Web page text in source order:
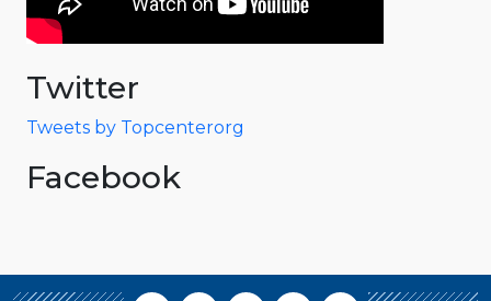
Twitter
Tweets by Topcenterorg
Facebook